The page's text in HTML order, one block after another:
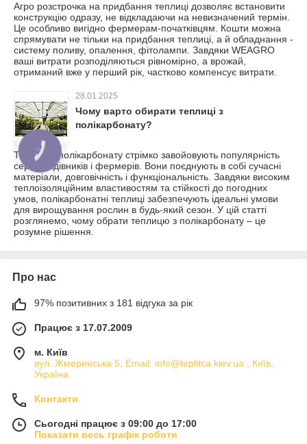
Агро розстрочка на придбання теплиці дозволяє встановити
конструкцію одразу, не відкладаючи на невизначений термін.
Це особливо вигідно фермерам-початківцям. Кошти можна
спрямувати не тільки на придбання теплиці, а й обладнання -
систему поливу, опалення, фітолампи. Завдяки WEAGRO
ваші витрати розподіляються рівномірно, а врожай,
отриманий вже у перший рік, частково компенсує витрати.
28.01.2025
Чому варто обирати теплиці з
полікарбонату?
Теплиці з полікарбонату стрімко завойовують популярність
серед садівників і фермерів. Вони поєднують в собі сучасні
матеріали, довговічність і функціональність. Завдяки високим
теплоізоляційним властивостям та стійкості до погодних
умов, полікарбонатні теплиці забезпечують ідеальні умови
для вирощування рослин в будь-який сезон. У цій статті
розглянемо, чому обрати теплицю з полікарбонату – це
розумне рішення.
Про нас
97% позитивних з 181 відгука за рік
Працює з 17.07.2009
м. Київ
вул. Жмеринська 5, Email: info@teplitca.kiev.ua , Київ,
Україна
Контакти
Сьогодні працює з 09:00 до 17:00
Показати весь графік роботи